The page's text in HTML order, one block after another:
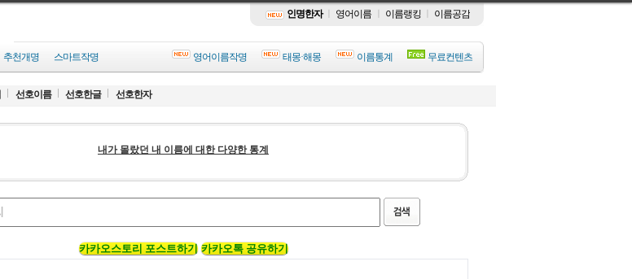
인명한자 영어이름 이름랭킹 이름공감
추천개명 스마트작명 영어이름작명 태몽·해몽 이름통계 무료컨텐츠
선호이름 선호한글 선호한자